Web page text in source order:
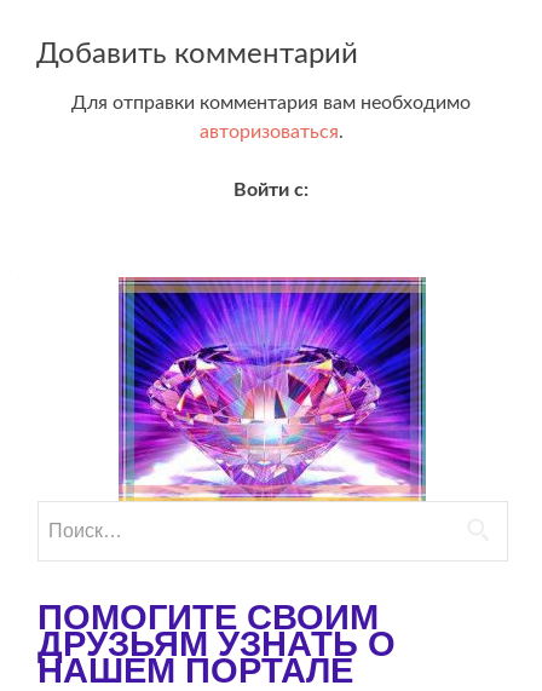
записям
Добавить комментарий
Для отправки комментария вам необходимо
авторизоваться.
Войти с:
ПОМОГИТЕ СВОИМ
ДРУЗЬЯМ УЗНАТЬ О
НАШЕМ ПОРТАЛЕ